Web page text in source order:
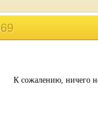
К сожалению, ничего